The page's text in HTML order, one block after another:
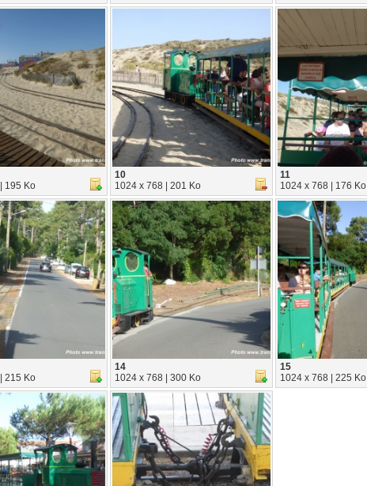
195 Ko
10
1024 x 768 | 201 Ko
11
1024 x 768 | 176 Ko
215 Ko
14
1024 x 768 | 300 Ko
15
1024 x 768 | 225 Ko